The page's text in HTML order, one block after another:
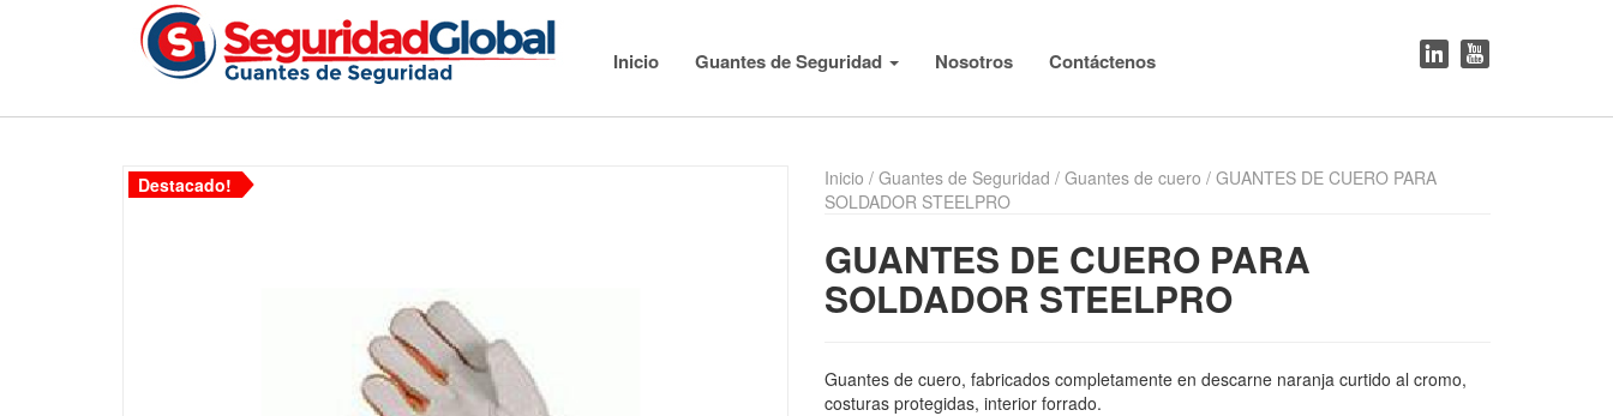
Inicio Guantes de Seguridad Nosotros Contáctenos
Destacado! Inicio / Guantes de Seguridad / Guantes de cuero / GUANTES DE CUERO PARA
SOLDADOR STEELPRO
GUANTES DE CUERO PARA
SOLDADOR STEELPRO
Guantes de cuero, fabricados completamente en descarne naranja curtido al cromo,
costuras protegidas, interior forrado.